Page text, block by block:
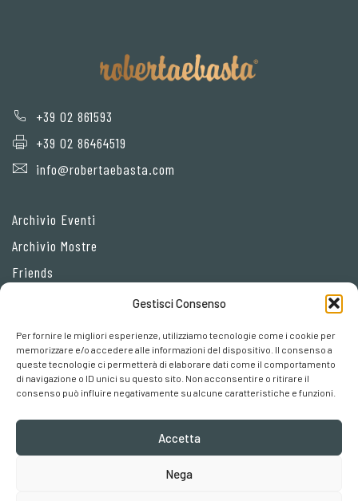
Gestisci Consenso
Per fornire le migliori esperienze, utilizziamo tecnologie come i cookie per
memorizzare e/o accedere alle informazioni del dispositivo. Il consenso a
queste tecnologie ci permetterà di elaborare dati come il comportamento
di navigazione o ID unici su questo sito. Non acconsentire o ritirare il
consenso può influire negativamente su alcune caratteristiche e funzioni.
Accetta
Nega
+39 02 861593
+39 02 86464519
info@robertaebasta.com
Archivio Eventi
Archivio Mostre
Friends
Cookie policy
Preferenze cookies